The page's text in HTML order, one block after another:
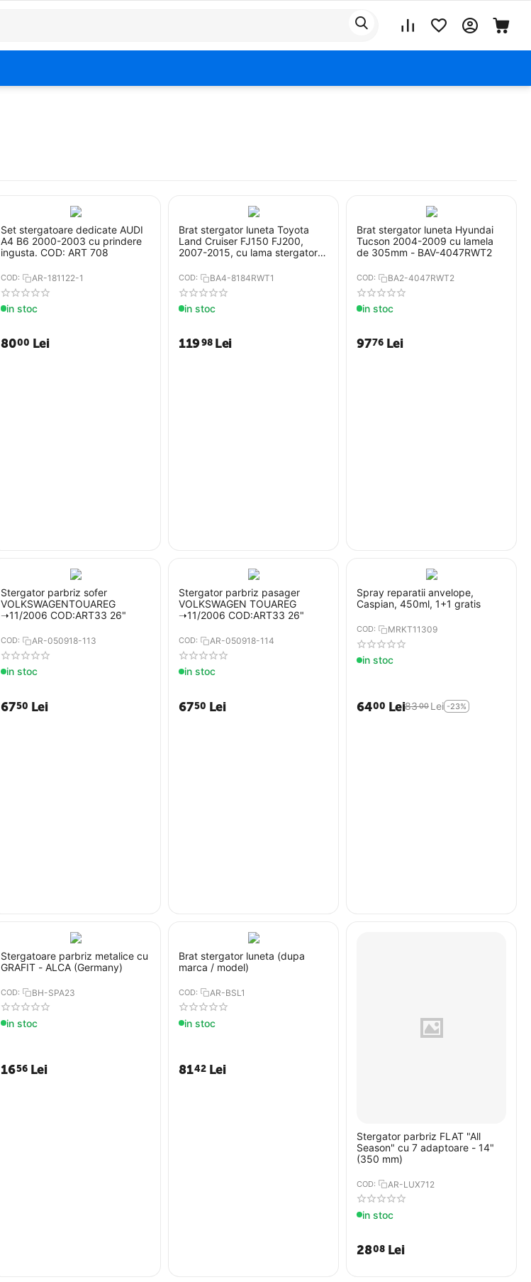
Set stergatoare dedicate AUDI
A4 B6 2000-2003 cu prindere
ingusta. COD: ART 708
COD: AR-181122-1
in stoc
8000 Lei
Brat stergator luneta Toyota
Land Cruiser FJ150 FJ200,
2007-2015, cu lama stergator
COD: BA4-8184RWT1
in stoc
11998 Lei
Brat stergator luneta Hyundai
Tucson 2004-2009 cu lamela
de 305mm - BAV-4047RWT2
COD: BA2-4047RWT2
in stoc
9776 Lei
Stergator parbriz sofer
VOLKSWAGENTOUAREG
➝11/2006 COD:ART33 26"
COD: AR-050918-113
in stoc
6750 Lei
Stergator parbriz pasager
VOLKSWAGEN TOUAREG
➝11/2006 COD:ART33 26"
COD: AR-050918-114
in stoc
6750 Lei
Spray reparatii anvelope,
Caspian, 450ml, 1+1 gratis
COD: MRKT11309
in stoc
6400 Lei8300 Lei -23%
Stergatoare parbriz metalice cu
GRAFIT - ALCA (Germany)
COD: BH-SPA23
in stoc
1656 Lei
Brat stergator luneta (dupa
marca / model)
COD: AR-BSL1
in stoc
8142 Lei
Stergator parbriz FLAT "All
Season" cu 7 adaptoare - 14"
(350 mm)
COD: AR-LUX712
in stoc
2808 Lei